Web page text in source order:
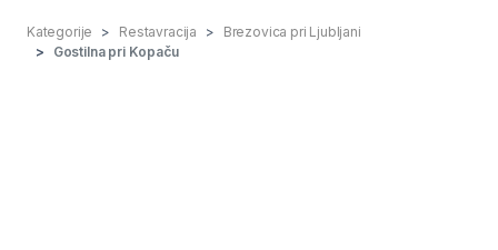
Kategorije Restavracija
Brezovica pri Ljubljani
Gostilna pri Kopaču